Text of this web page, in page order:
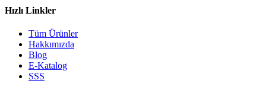
Hızlı Linkler
Tüm Ürünler
Hakkımızda
Blog
E-Katalog
SSS